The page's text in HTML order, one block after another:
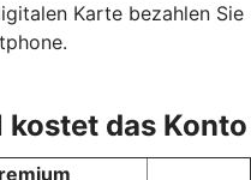
Karte bezahlen Sie
das Konto